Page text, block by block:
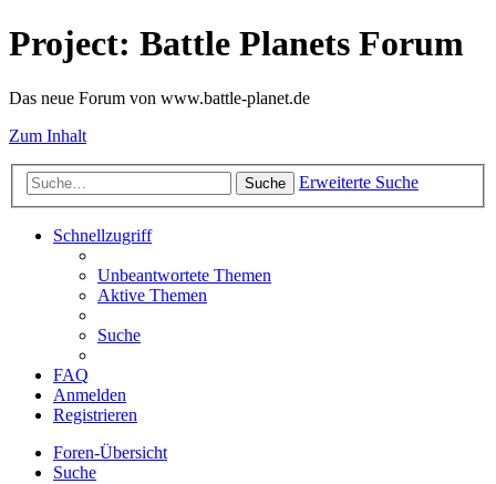
Project: Battle Planets Forum
Das neue Forum von www.battle-planet.de
Zum Inhalt
Suche Erweiterte Suche
Schnellzugriff
Unbeantwortete Themen
Aktive Themen
Suche
FAQ
Anmelden
Registrieren
Foren-Übersicht
Suche